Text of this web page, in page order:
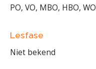
PO, VO, MBO, HBO, WO
Lesfase
Niet bekend